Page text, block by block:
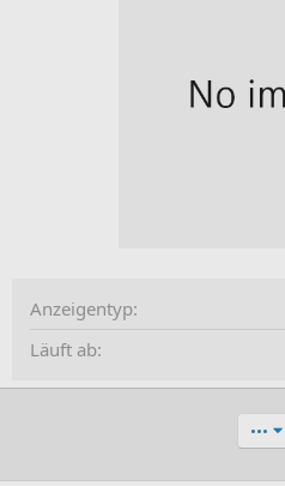
Anzeigentyp
Läuft ab
•••